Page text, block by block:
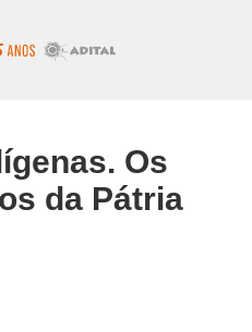
Os
da Pátria